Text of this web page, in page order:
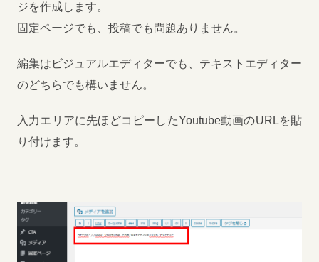
ジを作成します。
固定ページでも、投稿でも問題ありません。
編集はビジュアルエディターでも、テキストエディター
のどちらでも構いません。
入力エリアに先ほどコピーしたYoutube動画のURLを貼
り付けます。